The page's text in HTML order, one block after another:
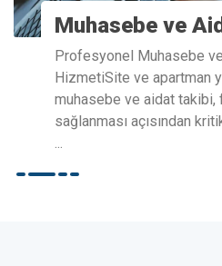
Muhasebe ve
Profesyonel Muhasebe
HizmetiSite ve apartman
muhasebe ve aidat takibi,
sağlanması açısından